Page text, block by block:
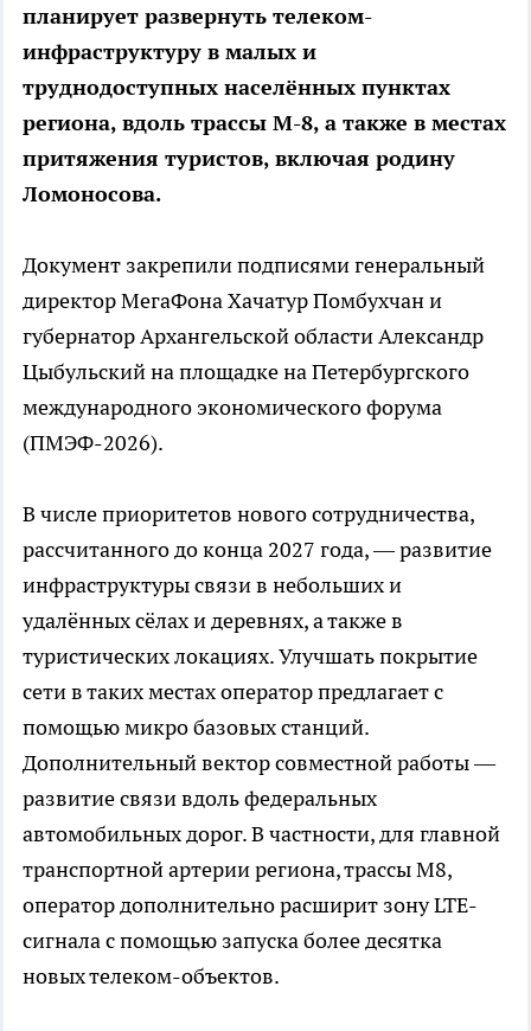
планирует развернуть телеком-
инфраструктуру в малых и
труднодоступных населённых пунктах
региона, вдоль трассы М-8, а также в местах
притяжения туристов, включая родину
Ломоносова.
Документ закрепили подписями генеральный
директор МегаФона Хачатур Помбухчан и
губернатор Архангельской области Александр
Цыбульский на площадке на Петербургского
международного экономического форума
(ПМЭФ-2026).
В числе приоритетов нового сотрудничества,
рассчитанного до конца 2027 года, — развитие
инфраструктуры связи в небольших и
удалённых сёлах и деревнях, а также в
туристических локациях. Улучшать покрытие
сети в таких местах оператор предлагает с
помощью микро базовых станций.
Дополнительный вектор совместной работы —
развитие связи вдоль федеральных
автомобильных дорог. В частности, для главной
транспортной артерии региона, трассы М8,
оператор дополнительно расширит зону LTE-
сигнала с помощью запуска более десятка
новых телеком-объектов.